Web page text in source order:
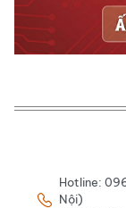
Hotline:
Nội)